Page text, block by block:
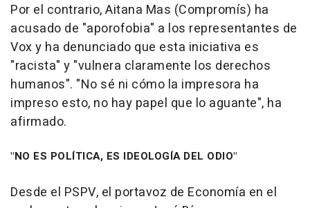
Por el contrario, Aitana Mas (Compromís) ha
acusado de "aporofobia" a los representantes de
Vox y ha denunciado que esta iniciativa es
"racista" y "vulnera claramente los derechos
humanos". "No sé ni cómo la impresora ha
impreso esto, no hay papel que lo aguante", ha
afirmado.
"NO ES POLÍTICA, ES IDEOLOGÍA DEL ODIO"
Desde el PSPV, el portavoz de Economía en el